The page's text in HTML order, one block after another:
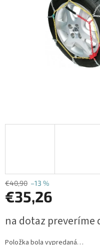
€40,90 –13 %
€35,26
cena:
na dotaz
Položka bola vypredaná…